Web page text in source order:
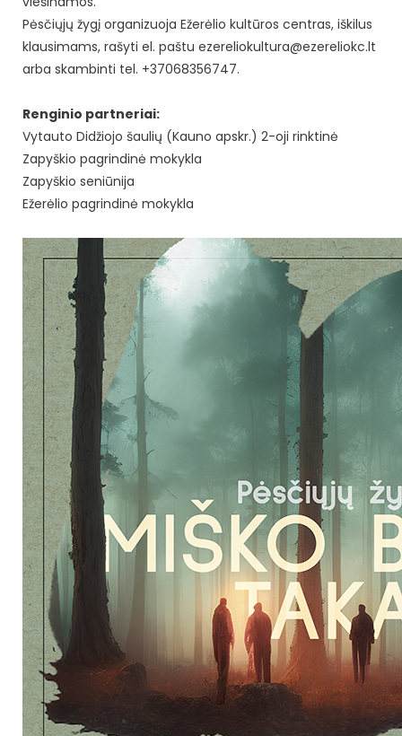
Pėsčiųjų žygį organizuoja Ežerėlio kultūros centras, iškilus
klausimams, rašyti el. paštu ezereliokultura@ezereliokc.lt
arba skambinti tel. +37068356747.
Renginio partneriai:
Vytauto Didžiojo šaulių (Kauno apskr.) 2-oji rinktinė
Zapyškio pagrindinė mokykla
Zapyškio seniūnija
Ežerėlio pagrindinė mokykla